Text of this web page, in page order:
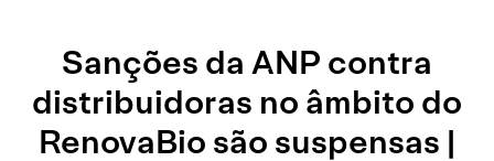
Sanções da ANP contra
distribuidoras no âmbito do
RenovaBio são suspensas |